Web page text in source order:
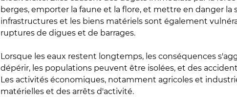
berges, emporter la faune et la flore, et mettre en danger la
infrastructures et les biens matériels sont également
ruptures de digues et de barrages.
Lorsque les eaux restent longtemps, les conséquences
dépérir, les populations peuvent être isolées, et des
Les activités économiques, notamment agricoles et
matérielles et des arrêts d'activité.